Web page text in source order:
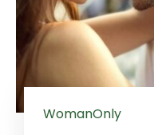
WomanOnly